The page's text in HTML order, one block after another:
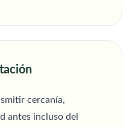
cercanía,
antes incluso del